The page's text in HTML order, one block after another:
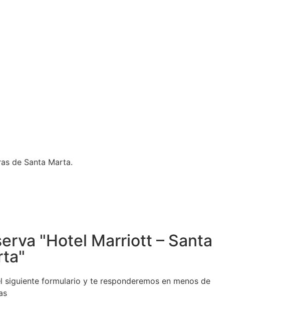
de Santa Marta.
"Hotel Marriott – Santa
siguiente formulario y te responderemos en menos de